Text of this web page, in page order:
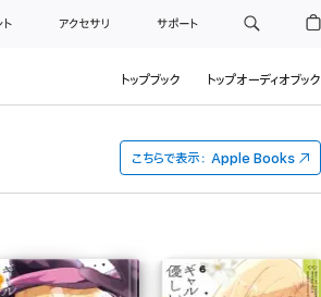
アクセサリ サポート
トップブック トップオーディオブック
こちらで表示： Apple Books